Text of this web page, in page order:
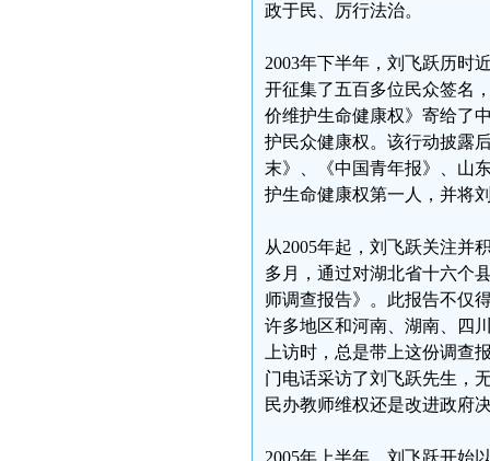
政于民、厉行法治。
2003年下半年，刘飞跃历时
开征集了五百多位民众签名
价维护生命健康权》寄给了
护民众健康权。该行动披露
末》、《中国青年报》、山
护生命健康权第一人，并将
从2005年起，刘飞跃关注并
多月，通过对湖北省十六个
师调查报告》。此报告不仅
许多地区和河南、湖南、四
上访时，总是带上这份调查
门电话采访了刘飞跃先生，
民办教师维权还是改进政府
2005年上半年，刘飞跃开始